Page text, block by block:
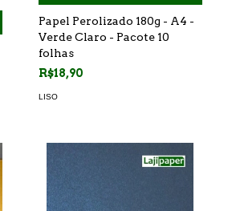
Papel Perolizado 180g - A4 -
Verde Claro - Pacote 10
folhas
R$18,90
LISO